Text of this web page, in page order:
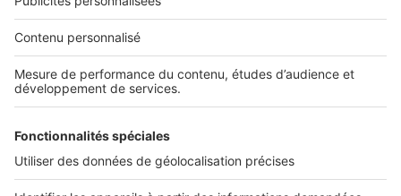
NOS APPLICATIONS
Découvrez nos applications
Tous nos services pro
Accès client
Mes annonces sur SeLoger